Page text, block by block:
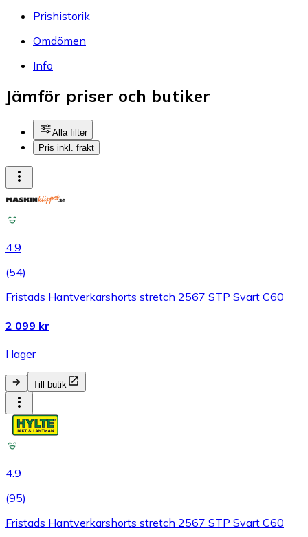
Prishistorik
Omdömen
Info
Jämför priser och butiker
Alla filter
Pris inkl. frakt
4.9
(54)
Fristads Hantverkarshorts stretch 2567 STP Svart C60
2 099 kr
I lager
Till butik
4.9
(95)
Fristads Hantverkarshorts stretch 2567 STP Svart C60